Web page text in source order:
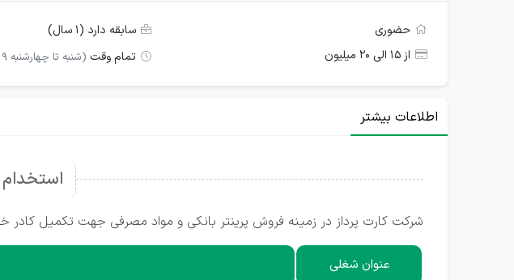
حضوری
سابقه دارد (۱ سال)
از ۱۵ الی ۲۰ میلیون
تمام وقت (شنبه تا چهارشنبه 9 تا 17:45)
اطلاعات بیشتر
شرکت کارت پرداز در زمینه فروش پرینتر بانکی و مواد مصرفی جهت تکمیل
عنوان شغلی